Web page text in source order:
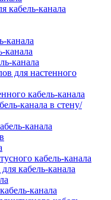
кабель-канала
канала
канала
канала
для настенного
кабель-канала
канала в стену/
канала
кабель-канала
кабель-канала
канала